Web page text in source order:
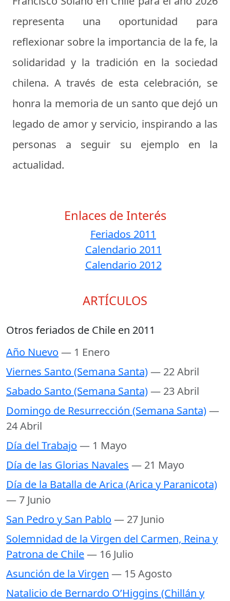
representa una oportunidad para
reflexionar sobre la importancia de la fe, la
solidaridad y la tradición en la sociedad
chilena. A través de esta celebración, se
honra la memoria de un santo que dejó un
legado de amor y servicio, inspirando a las
personas a seguir su ejemplo en la
actualidad.
Enlaces de Interés
Feriados 2011
Calendario 2011
Calendario 2012
ARTÍCULOS
Otros feriados de Chile en 2011
Año Nuevo — 1 Enero
Viernes Santo (Semana Santa)— 22 Abril
Sabado Santo (Semana Santa)— 23 Abril
Domingo de Resurrección (Semana Santa)—
24 Abril
Día del Trabajo — 1 Mayo
Día de las Glorias Navales — 21 Mayo
Día de la Batalla de Arica (Arica y Paranicota)
— 7 Junio
San Pedro y San Pablo — 27 Junio
Solemnidad de la Virgen del Carmen, Reina y
Patrona de Chile— 16 Julio
Asunción de la Virgen — 15 Agosto
Natalicio de Bernardo O’Higgins (Chillán y